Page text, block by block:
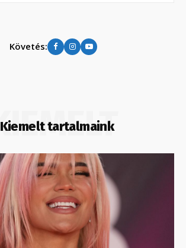
Követés:
Kiemelt tartalmaink
KIEMELT